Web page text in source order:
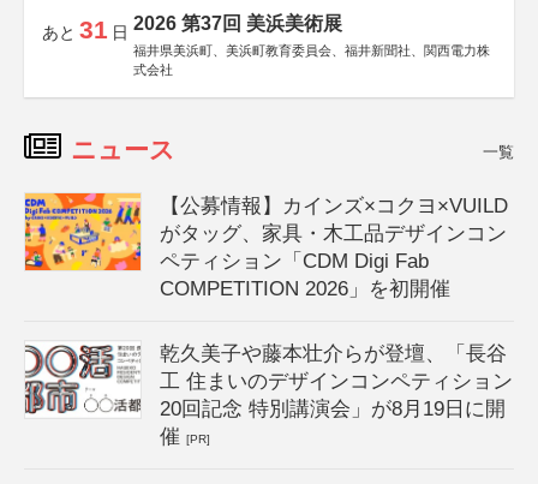
あと 31 日 2026 第37回 美浜美術展
福井県美浜町、美浜町教育委員会、福井新聞社、関西電力株
式会社
ニュース 一覧
【公募情報】カインズ×コクヨ×VUILD
がタッグ、家具・木工品デザインコン
ペティション「CDM Digi Fab
COMPETITION 2026」を初開催
乾久美子や藤本壮介らが登壇、「長谷
工 住まいのデザインコンペティション
20回記念 特別講演会」が8月19日に開
催[PR]